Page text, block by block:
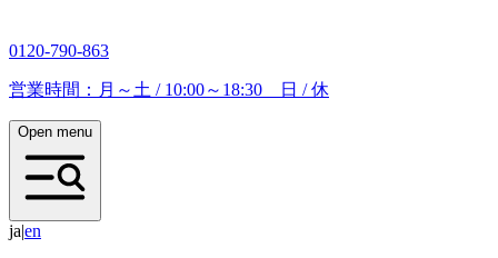
0120-790-863
営業時間：月～土 / 10:00～18:30 日 / 休
Open menu
ja|en